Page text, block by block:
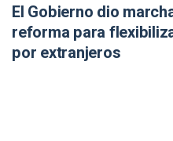
El Gobierno dio
reforma para
por extranjeros